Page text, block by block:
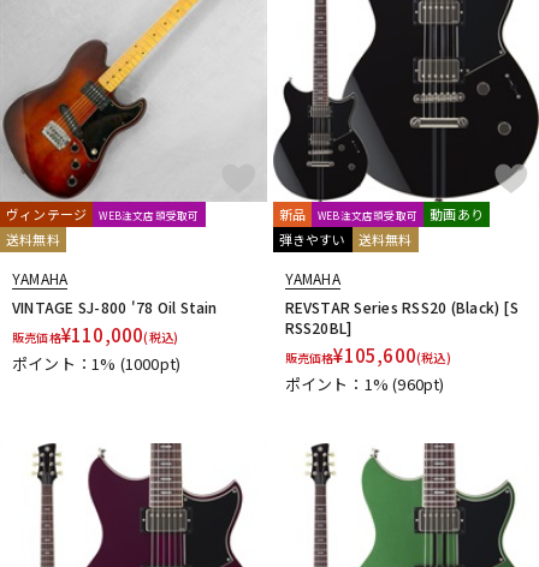
ヴィンテージ WEB注文店頭受取可
送料無料
YAMAHA
VINTAGE SJ-800 '78 Oil Stain
販売価格¥110,000(税込)
ポイント：1% (1000pt)
新品 WEB注文店頭受取可
動画あり
弾きやすい
送料無料
YAMAHA
REVSTAR Series RSS20 (Black) [S
RSS20BL]
販売価格¥105,600(税込)
ポイント：1%(960pt)